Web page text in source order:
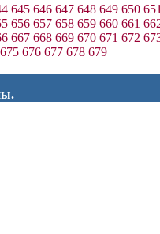
645 646 647 648 649 650
656 657 658 659 660 661
667 668 669 670 671 672
675 676 677 678 679